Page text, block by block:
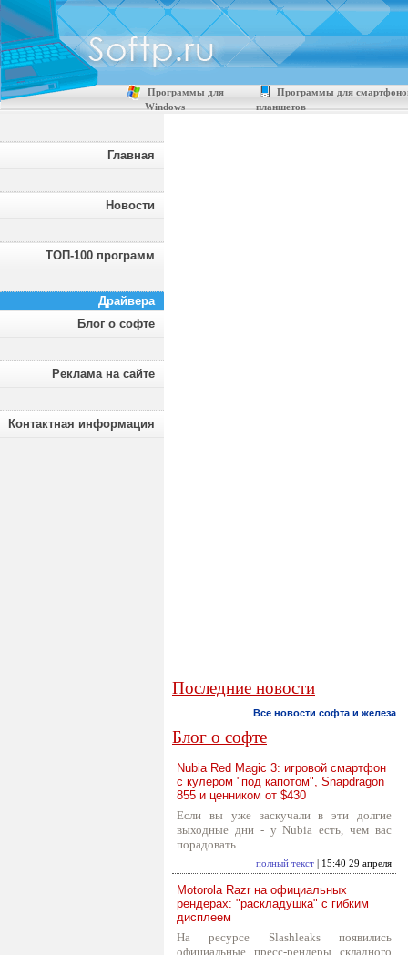
Программы для
Windows
Программы для
планшетов
Главная
Новости
ТОП-100 программ
Драйвера
Блог о софте
Реклама на сайте
Контактная информация
Последние новости
Все новости софта и железа
Блог о софте
Nubia Red Magic 3: игровой смартфон
с кулером "под капотом", Snapdragon
855 и ценником от $430
Если вы уже заскучали в эти долгие
выходные дни - у Nubia есть, чем вас
порадовать...
полный текст | 15:40 29 апреля
Motorola Razr на официальных
рендерах: "раскладушка" с гибким
дисплеем
На ресурсе Slashleaks появились
официальные пресс-рендеры складного